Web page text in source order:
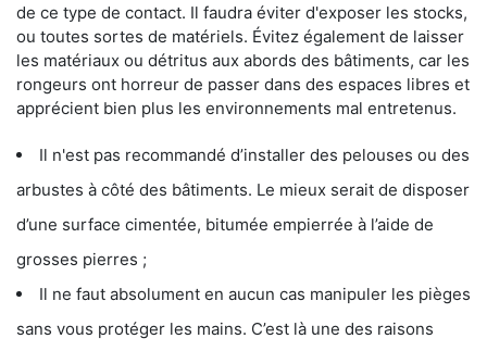
de ce type de contact. Il faudra éviter d'exposer les stocks,
ou toutes sortes de matériels. Évitez également de laisser
les matériaux ou détritus aux abords des bâtiments, car les
rongeurs ont horreur de passer dans des espaces libres et
apprécient bien plus les environnements mal entretenus.
Il n'est pas recommandé d’installer des pelouses ou des
arbustes à côté des bâtiments. Le mieux serait de disposer
d’une surface cimentée, bitumée empierrée à l’aide de
grosses pierres ;
Il ne faut absolument en aucun cas manipuler les pièges
sans vous protéger les mains. C’est là une des raisons